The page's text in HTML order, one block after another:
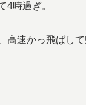
4時過ぎ。
高速かっ飛ばして